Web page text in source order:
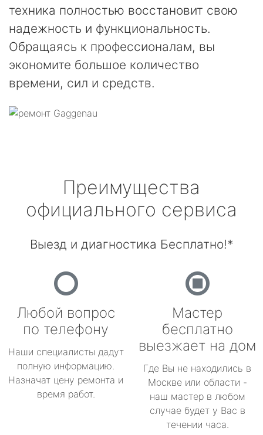
техника полностью восстановит свою
надежность и функциональность.
Обращаясь к профессионалам, вы
экономите большое количество
времени, сил и средств.
Преимущества
официального сервиса
Выезд и диагностика Бесплатно!*
Любой вопрос
по телефону
Наши специалисты дадут
полную информацию.
Назначат цену ремонта и
время работ.
Мастер
бесплатно
выезжает на дом
Где Вы не находились в
Москве или области -
наш мастер в любом
случае будет у Вас в
течении часа.